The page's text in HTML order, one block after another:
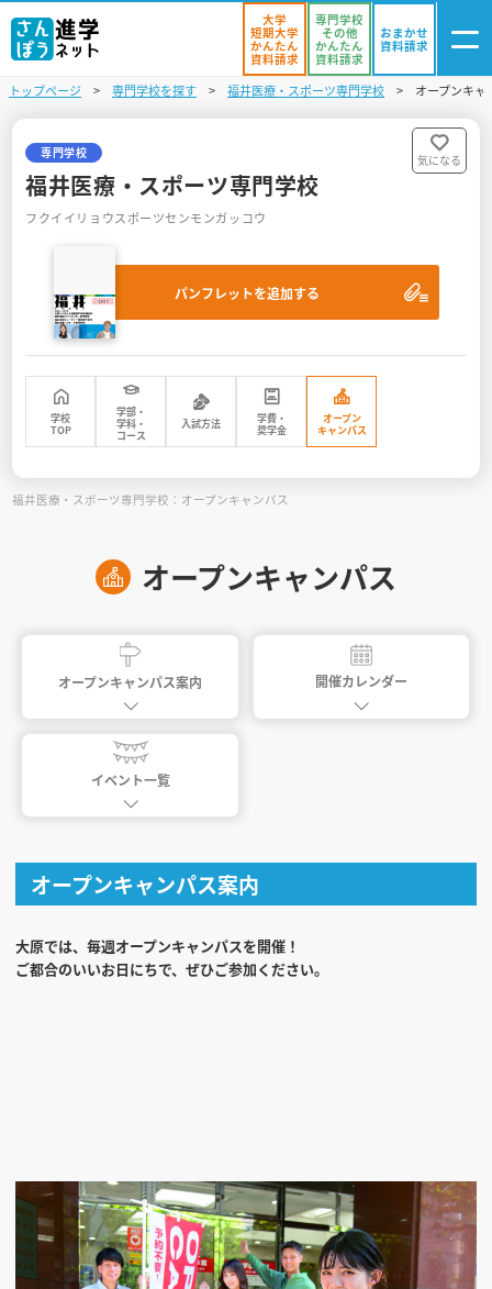
資料リスト
進学イベント
入試・受験入門
お役立ち情報
校内オンラインガイダンス
大学
短期大学
かんたん
資料請求
専門学校
その他
かんたん
資料請求
おまかせ
資料請求
トップページ 専門学校を探す 福井医療・スポーツ専門学校 オープンキャ
専門学校
福井医療・スポーツ専門学校
フクイイリョウスポーツセンモンガッコウ
パンフレットを追加する
気になる
学校
TOP
学部・
学科・
コース
入試方法
学費・
奨学金
オープン
キャンパス
福井医療・スポーツ専門学校：オープンキャンパス
オープンキャンパス
オープンキャンパス案内 開催カレンダー
イベント一覧
オープンキャンパス案内
大原では、毎週オープンキャンパスを開催！
ご都合のいいお日にちで、ぜひご参加ください。